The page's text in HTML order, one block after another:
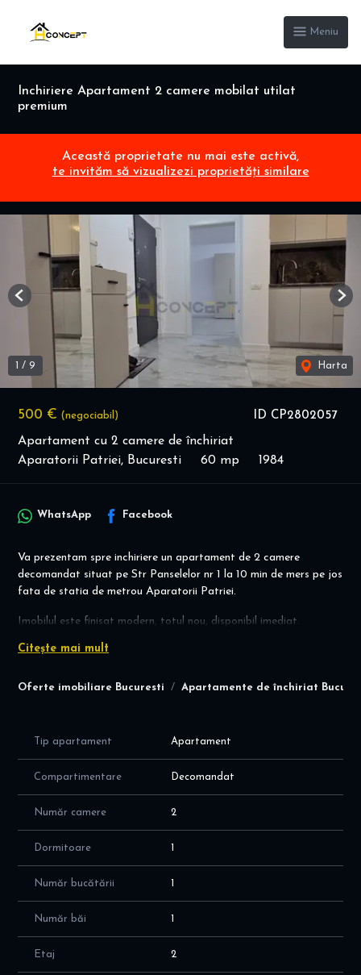
Meniu
Inchiriere Apartament 2 camere mobilat utilat
premium
Această proprietate nu mai este activă,
te invităm să vizualizezi proprietăți similare
ID CP2802057
500 € (negociabil)
Apartament cu 2 camere de închiriat
Aparatorii Patriei, Bucuresti
60 mp 1984
/ 9 Harta
Previous
Oferte imobiliare Bucuresti Apartamente de închiriat
WhatsApp Facebook
Va prezentam spre inchiriere un apartament de 2 camere
decomandat situat pe Str Panselelor nr 1 la 10 min de mers pe jos
fata de statia de metrou Aparatorii Patriei.
Imobilul este finisat modern, totul nou, disponibil imediat.
Alexandra Andrei 0720.482.808
Citește mai mult
Tip apartament Apartament
Compartimentare Decomandat
Număr camere 2
Dormitoare 1
Număr bucătării 1
Număr băi 1
Etaj 2